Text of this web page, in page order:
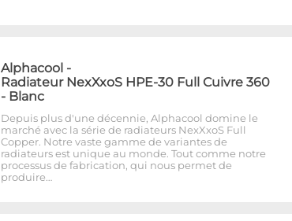
Alphacool -
Radiateur NexXxoS HPE-30 Full Cuivre 360
- Blanc
Depuis plus d'une décennie, Alphacool domine le
marché avec la série de radiateurs NexXxoS Full
Copper. Notre vaste gamme de variantes de
radiateurs est unique au monde. Tout comme notre
processus de fabrication, qui nous permet de
produire…